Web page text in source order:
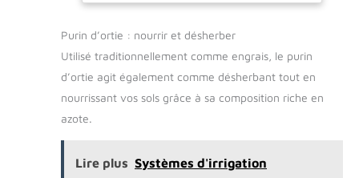
Purin d’ortie : nourrir et désherber
Utilisé traditionnellement comme engrais, le purin
d’ortie agit également comme désherbant tout en
nourrissant vos sols grâce à sa composition riche en
azote.
Lire plus Systèmes d'irrigation